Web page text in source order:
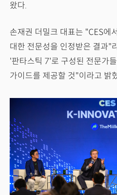
왔다.
손재권 더밀크 대표는 "CES에
대한 전문성을 인정받은 결과"
'판타스틱 7'로 구성된 전문가
가이드를 제공할 것"이라고 밝